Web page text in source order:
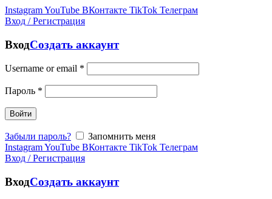
InstagramYouTube ВКонтакте TikTok Телеграм
Вход / Регистрация
ВходСоздать аккаунт
Username or email *
Пароль *
Войти
Забыли пароль?
Запомнить меня
InstagramYouTube ВКонтакте TikTok Телеграм
Вход / Регистрация
ВходСоздать аккаунт